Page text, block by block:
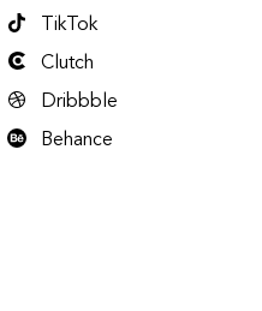
TikTok
Clutch
Dribbble
Behance